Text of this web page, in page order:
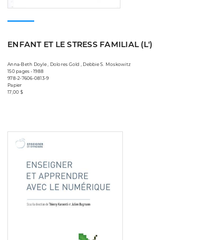
ENFANT ET LE STRESS FAMILIAL (L')
Anna-Beth Doyle , Dolores Gold , Debbie S. Moskowitz
150 pages • 1988
978-2-7606-0813-9
Papier
17,00 $